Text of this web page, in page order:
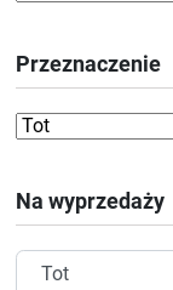
Przeznaczenie
Na wyprzedaży